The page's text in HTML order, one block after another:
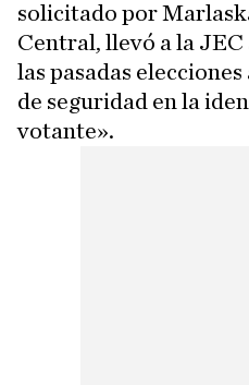
solicitado por
Central, llevó a la
las pasadas
de seguridad en la
votante».